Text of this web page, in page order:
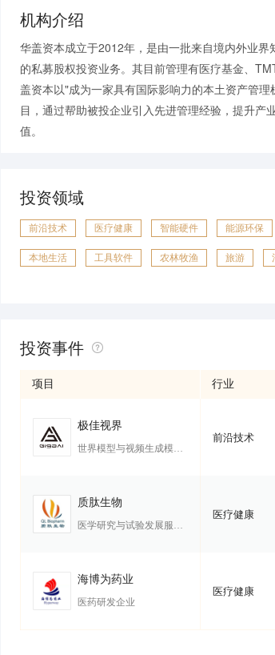
机构介绍
华盖资本成立于2012年，是由一批来自境内外业
的私募股权投资业务。其目前管理有医疗基金、
盖资本以"成为一家具有国际影响力的本土资产管
目，通过帮助被投企业引入先进管理经验，提升
值。
投资领域
前沿技术 医疗健康 智能硬件 能源环保
本地生活 工具软件 农林牧渔 旅游
投资事件
项目 行业
极佳视界
世界模型与视频生成模型方案提供商
前沿技术
质肽生物
医学研究与试验发展服务提供商
医疗健康
海博为药业
医药研发企业
医疗健康